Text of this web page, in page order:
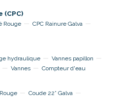
(CPC)
Rouge
CPC Rainure Galva
hydraulique
Vannes papillon
Vannes Compteur d'eau
Coude 22° Galva